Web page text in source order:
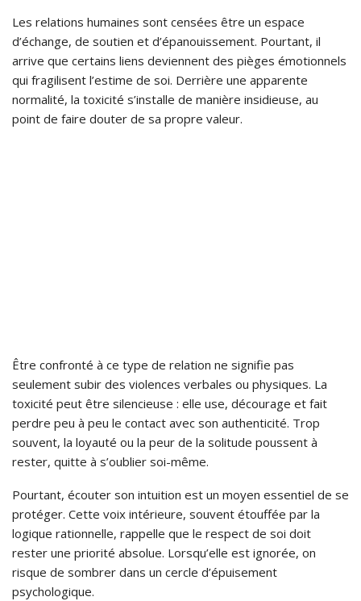
Les relations humaines sont censées être un espace
d’échange, de soutien et d’épanouissement. Pourtant, il
arrive que certains liens deviennent des pièges émotionnels
qui fragilisent l’estime de soi. Derrière une apparente
normalité, la toxicité s’installe de manière insidieuse, au
point de faire douter de sa propre valeur.
Être confronté à ce type de relation ne signifie pas
seulement subir des violences verbales ou physiques. La
toxicité peut être silencieuse : elle use, décourage et fait
perdre peu à peu le contact avec son authenticité. Trop
souvent, la loyauté ou la peur de la solitude poussent à
rester, quitte à s’oublier soi-même.
Pourtant, écouter son intuition est un moyen essentiel de se
protéger. Cette voix intérieure, souvent étouffée par la
logique rationnelle, rappelle que le respect de soi doit
rester une priorité absolue. Lorsqu’elle est ignorée, on
risque de sombrer dans un cercle d’épuisement
psychologique.